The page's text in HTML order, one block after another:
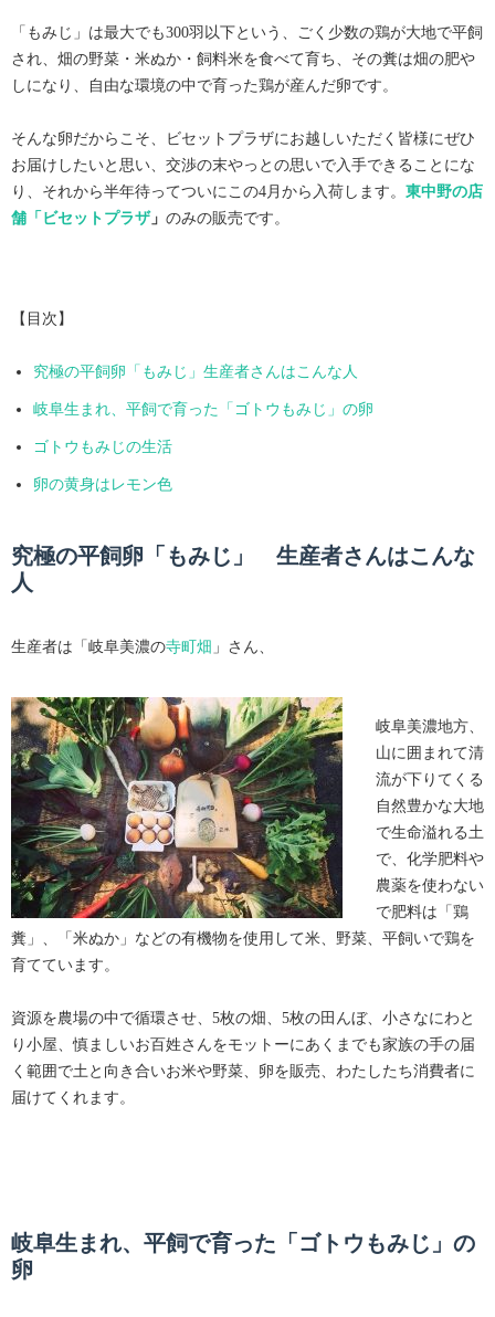
「もみじ」は最大でも300羽以下という、ごく少数の鶏が大地で平飼
され、畑の野菜・米ぬか・飼料米を食べて育ち、その糞は畑の肥や
しになり、自由な環境の中で育った鶏が産んだ卵です。
そんな卵だからこそ、ビセットプラザにお越しいただく皆様にぜひ
お届けしたいと思い、交渉の末やっとの思いで入手できることにな
り、それから半年待ってついにこの4月から入荷します。 東中野の店
舗「ビセットプラザ」 のみの販売です。
【目次】
究極の平飼卵「もみじ」生産者さんはこんな人
岐阜生まれ、平飼で育った「ゴトウもみじ」の卵
ゴトウもみじの生活
卵の黄身はレモン色
究極の平飼卵「もみじ」 生産者さんはこんな
人
生産者は「岐阜美濃の寺町畑 」さん、
岐阜美濃地方、
山に囲まれて清
流が下りてくる
自然豊かな大地
で生命溢れる土
で、化学肥料や
農薬を使わない
で肥料は「鶏
糞」、「米ぬか」などの有機物を使用して米、野菜、平飼いで鶏を
育てています。
資源を農場の中で循環させ、5枚の畑、5枚の田んぼ、小さなにわと
り小屋、慎ましいお百姓さんをモットーにあくまでも家族の手の届
く範囲で土と向き合いお米や野菜、卵を販売、わたしたち消費者に
届けてくれます。
岐阜生まれ、平飼で育った「ゴトウもみじ」の
卵